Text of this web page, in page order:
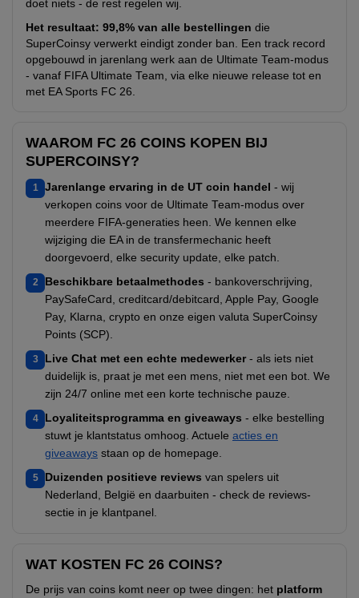
doet niets - de rest regelen wij.
Het resultaat: 99,8% van alle bestellingen die
SuperCoinsy verwerkt eindigt zonder ban. Een track record
opgebouwd in jarenlang werk aan de Ultimate Team-modus
- vanaf FIFA Ultimate Team, via elke nieuwe release tot en
met EA Sports FC 26.
WAAROM FC 26 COINS KOPEN BIJ
SUPERCOINSY?
1 Jarenlange ervaring in de UT coin handel - wij
verkopen coins voor de Ultimate Team-modus over
meerdere FIFA-generaties heen. We kennen elke
wijziging die EA in de transfermechanic heeft
doorgevoerd, elke security update, elke patch.
2 Beschikbare betaalmethodes - bankoverschrijving,
PaySafeCard, creditcard/debitcard, Apple Pay, Google
Pay, Klarna, crypto en onze eigen valuta SuperCoinsy
Points (SCP).
3 Live Chat met een echte medewerker- als iets niet
duidelijk is, praat je met een mens, niet met een bot. We
zijn 24/7 online met een korte technische pauze.
4 Loyaliteitsprogramma en giveaways - elke bestelling
stuwt je klantstatus omhoog. Actuele acties en
giveaways staan op de homepage.
5 Duizenden positieve reviews van spelers uit
Nederland, België en daarbuiten - check de reviews-
sectie in je klantpanel.
WAT KOSTEN FC 26 COINS?
De prijs van coins komt neer op twee dingen: het platform